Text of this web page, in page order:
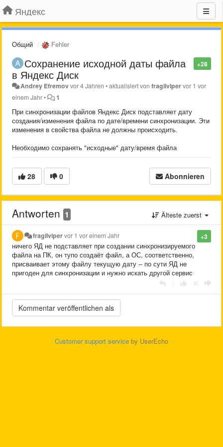
Яндекс
Общий Fehler
+28
Сохранение исходной даты файла
в Яндекс Диск
Andrey Efremovvor 4 Jahren •aktualisiert vonfragilvipervor 1 vor
einem Jahr• 1
При синхронизации файлов Яндекс Диск подставляет дату
создания/изменения файла по дате/времени синхронизации. Эти
изменения в свойства файла не должны происходить.
Необходимо сохранять "исходные" дату/время файла
28 0 Abonnieren
Antworten 1 Älteste zuerst
+3
fragilvipervor 1 vor einem Jahr
ничего ЯД не подставляет при создании синхронизируемого
файла на ПК, он тупо создаёт файл, а ОС, соответственно,
присваивает этому файлу текущую дату -- по сути ЯД не
пригоден для синхронизации и нужно искать другой сервис
Customer support service by UserEcho